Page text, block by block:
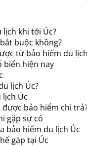
khi tới Úc?
buộc không?
từ bảo hiểm du
biến hiện nay
lịch Úc?
Úc
bảo hiểm chi
gặp sự cố
bảo hiểm du lịch Úc
gặp tại Úc